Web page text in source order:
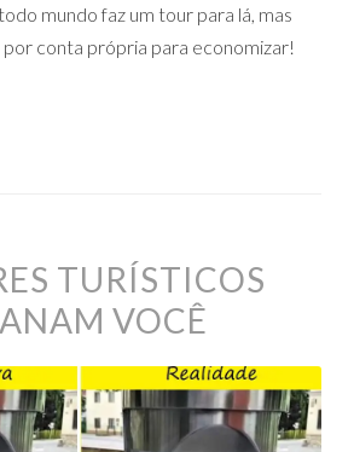
mundo faz um tour para lá, mas
conta própria para economizar!
TURÍSTICOS
VOCÊ